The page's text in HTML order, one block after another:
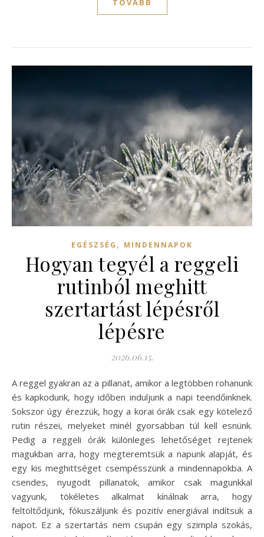
TOVÁBB
EGÉSZSÉG , MINDENNAPOK
Hogyan tegyél a reggeli
rutinból meghitt
szertartást lépésről
lépésre
2026.06.15.
A reggel gyakran az a pillanat, amikor a legtöbben rohanunk
és kapkodunk, hogy időben induljunk a napi teendőinknek.
Sokszor úgy érezzük, hogy a korai órák csak egy kötelező
rutin részei, melyeket minél gyorsabban túl kell esnünk.
Pedig a reggeli órák különleges lehetőséget rejtenek
magukban arra, hogy megteremtsük a napunk alapját, és
egy kis meghittséget csempésszünk a mindennapokba. A
csendes, nyugodt pillanatok, amikor csak magunkkal
vagyunk, tökéletes alkalmat kínálnak arra, hogy
feltöltődjünk, fókuszáljunk és pozitív energiával indítsuk a
napot. Ez a szertartás nem csupán egy szimpla szokás,